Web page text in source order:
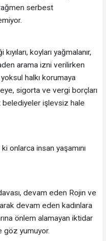
serbest
koyları yağmalanır,
arama izni verilirken
halkı korumaya
sigorta ve vergi borçları
işlevsiz hale
onlarca insan yaşamını
devam eden Rojin ve
devam eden kadınlara
önlem alamayan iktidar
göz yumuyor.